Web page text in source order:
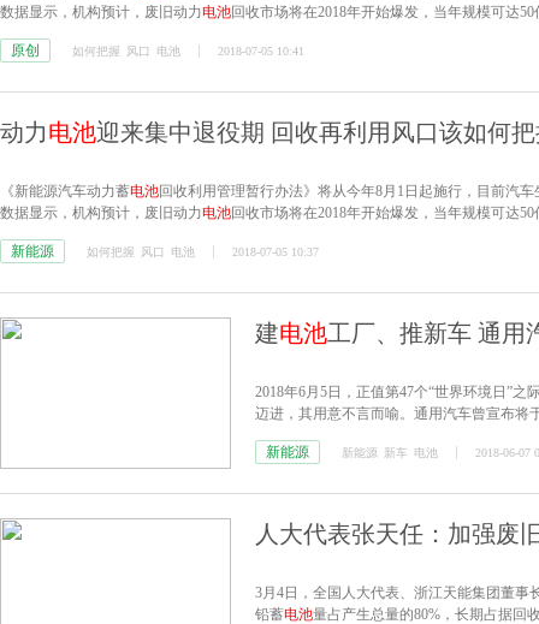
数据显示，机构预计，废旧动力电池回收市场将在2018年开始爆发，当年规模可达
原创
如何把握 风口 电池 2018-07-05 10:41
动力电池迎来集中退役期 回收再利用风口该如何
《新能源汽车动力蓄电池回收利用管理暂行办法》将从今年8月1日起施行，目前汽
数据显示，机构预计，废旧动力电池回收市场将在2018年开始爆发，当年规模可达
新能源
如何把握 风口 电池 2018-07-05 10:37
建电池工厂、推新车 通用
2018年6月5日，正值第47个“世界环境日”
迈进，其用意不言而喻。通用汽车曾宣布将
新能源
新能源 新车 电池 2018-06-07
人大代表张天任：加强废
3月4日，全国人大代表、浙江天能集团董事
铅蓄电池量占产生总量的80%，长期占据回